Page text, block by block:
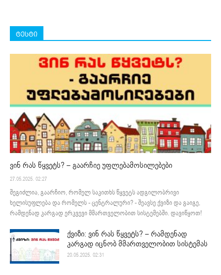
ტესტი
ვინ რას წყვეტს? – გაარჩიე უფლებამოსილებები
27.05.2025. 02:27
შეგიძლია, გაარჩიო, რომელ საკითხს წყვეტს ადგილობრივი
ხელისუფლება და რომელს - ცენტრალური? - შეავსე ქვიზი და გაიგე,
რამდენად კარგად ერკვევი მმართველობით სისტემებში. დავიწყოთ!
ქვიზი: ვინ რას წყვეტს? – რამდენად
კარგად იცნობ მმართველობით სისტემას
20.05.2025. 02:31